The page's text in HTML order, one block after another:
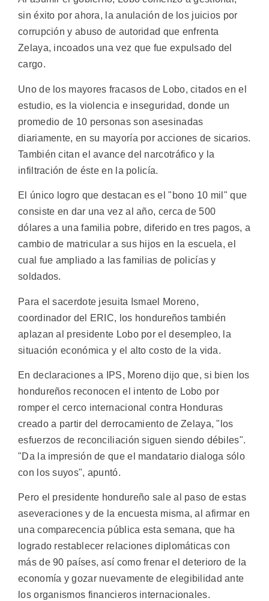
sin éxito por ahora, la anulación de los juicios por
corrupción y abuso de autoridad que enfrenta
Zelaya, incoados una vez que fue expulsado del
cargo.
Uno de los mayores fracasos de Lobo, citados en el
estudio, es la violencia e inseguridad, donde un
promedio de 10 personas son asesinadas
diariamente, en su mayoría por acciones de sicarios.
También citan el avance del narcotráfico y la
infiltración de éste en la policía.
El único logro que destacan es el "bono 10 mil" que
consiste en dar una vez al año, cerca de 500
dólares a una familia pobre, diferido en tres pagos, a
cambio de matricular a sus hijos en la escuela, el
cual fue ampliado a las familias de policías y
soldados.
Para el sacerdote jesuita Ismael Moreno,
coordinador del ERIC, los hondureños también
aplazan al presidente Lobo por el desempleo, la
situación económica y el alto costo de la vida.
En declaraciones a IPS, Moreno dijo que, si bien los
hondureños reconocen el intento de Lobo por
romper el cerco internacional contra Honduras
creado a partir del derrocamiento de Zelaya, "los
esfuerzos de reconciliación siguen siendo débiles".
"Da la impresión de que el mandatario dialoga sólo
con los suyos", apuntó.
Pero el presidente hondureño sale al paso de estas
aseveraciones y de la encuesta misma, al afirmar en
una comparecencia pública esta semana, que ha
logrado restablecer relaciones diplomáticas con
más de 90 países, así como frenar el deterioro de la
economía y gozar nuevamente de elegibilidad ante
los organismos financieros internacionales.